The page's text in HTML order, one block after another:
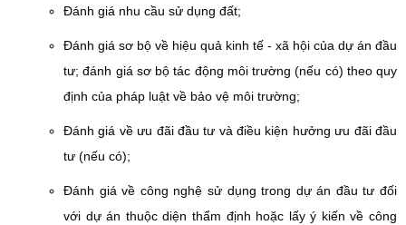
Đánh giá nhu cầu sử dụng đất;
Đánh giá sơ bộ về hiệu quả kinh tế - xã hội của dự án đầu
tư; đánh giá sơ bộ tác động môi trường (nếu có) theo quy
định của pháp luật về bảo vệ môi trường;
Đánh giá về ưu đãi đầu tư và điều kiện hưởng ưu đãi đầu
tư (nếu có);
Đánh giá về công nghệ sử dụng trong dự án đầu tư đối
với dự án thuộc diện thẩm định hoặc lấy ý kiến về công